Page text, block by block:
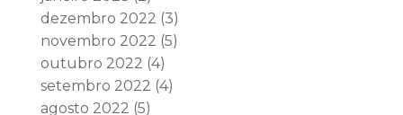
dezembro 2022 (3)
novembro 2022 (5)
outubro 2022 (4)
setembro 2022 (4)
agosto 2022 (5)